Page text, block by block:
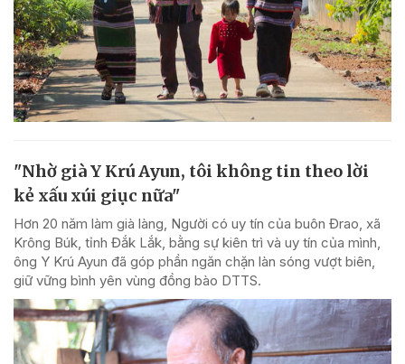
"Nhờ già Y Krú Ayun, tôi không tin theo lời
kẻ xấu xúi giục nữa"
Hơn 20 năm làm già làng, Người có uy tín của buôn Đrao, xã
Krông Búk, tỉnh Đắk Lắk, bằng sự kiên trì và uy tín của mình,
ông Y Krú Ayun đã góp phần ngăn chặn làn sóng vượt biên,
giữ vững bình yên vùng đồng bào DTTS.